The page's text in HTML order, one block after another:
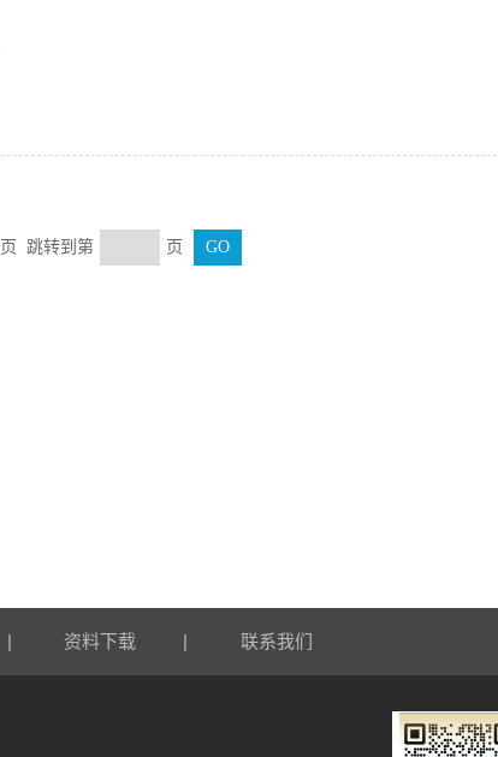
跳转到第 页
| 资料下载 | 联系我们